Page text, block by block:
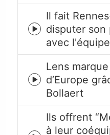
Episode
play
icon
Il fait
disputer son
avec
Episode
play
icon
Lens
d’Europe
Bollaert
Ils offrent
à leur